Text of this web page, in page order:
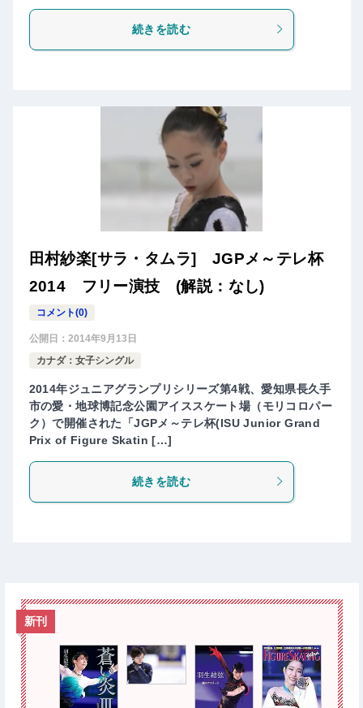
続きを読む
田村紗楽[サラ・タムラ] JGPメ～テレ杯
2014 フリー演技 (解説：なし)
コメント(0)
公開日： 2014年9月13日
カナダ：女子シングル
2014年ジュニアグランプリシリーズ第4戦、愛知県長久手
市の愛・地球博記念公園アイススケート場（モリコロパー
ク）で開催された「JGPメ～テレ杯(ISU Junior Grand
Prix of Figure Skatin […]
続きを読む
新刊